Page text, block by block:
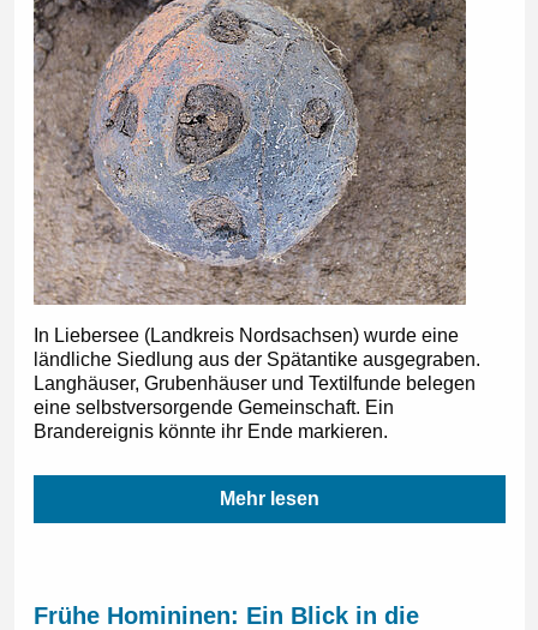
In Liebersee (Landkreis Nordsachsen) wurde eine
ländliche Siedlung aus der Spätantike ausgegraben.
Langhäuser, Grubenhäuser und Textilfunde belegen
eine selbstversorgende Gemeinschaft. Ein
Brandereignis könnte ihr Ende markieren.
Mehr lesen
Frühe Homininen: Ein Blick in die